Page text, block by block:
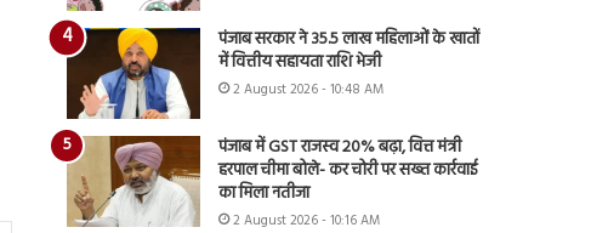
पंजाब सरकार ने 35.5 लाख महिलाओं के खातों
में वित्तीय सहायता राशि भेजी
2 August 2026 - 10:48 AM
पंजाब में GST राजस्व 20% बढ़ा, वित्त मंत्री
हरपाल चीमा बोले- कर चोरी पर सख्त कार्रवाई
का मिला नतीजा
2 August 2026 - 10:16 AM